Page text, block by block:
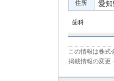
住所 愛知
歯科
この情報は株式
掲載情報の変更